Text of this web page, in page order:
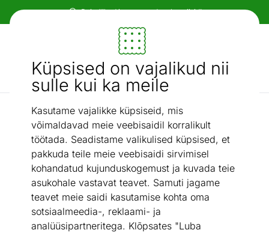
Küpsised on vajalikud nii
sulle kui ka meile
Kasutame vajalikke küpsiseid, mis
võimaldavad meie veebisaidil korralikult
töötada. Seadistame valikulised küpsised, et
pakkuda teile meie veebisaidi sirvimisel
kohandatud kujunduskogemust ja kuvada teie
asukohale vastavat teavet. Samuti jagame
teavet meie saidi kasutamise kohta oma
sotsiaalmeedia-, reklaami- ja
analüüsipartneritega. Klõpsates "Luba
Paindlikud ja mugavad makseviisid!
Mööbel ja sisustus - ON24
Otsi...
AI otsing
Söögitoolide komplektid / Tammepuidust toolid Sandra, 2 tk